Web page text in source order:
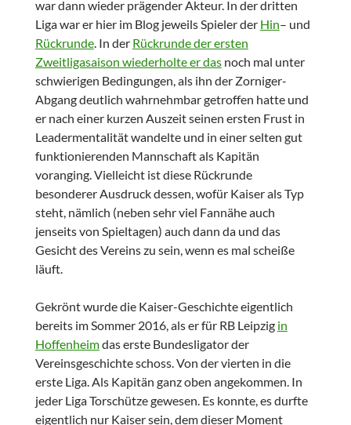
war dann wieder prägender Akteur. In der dritten
Liga war er hier im Blog jeweils Spieler der Hin– und
Rückrunde. In der Rückrunde der ersten
Zweitligasaison wiederholte er dasnoch mal unter
schwierigen Bedingungen, als ihn der Zorniger-
Abgang deutlich wahrnehmbar getroffen hatte und
er nach einer kurzen Auszeit seinen ersten Frust in
Leadermentalität wandelte und in einer selten gut
funktionierenden Mannschaft als Kapitän
voranging. Vielleicht ist diese Rückrunde
besonderer Ausdruck dessen, wofür Kaiser als Typ
steht, nämlich (neben sehr viel Fannähe auch
jenseits von Spieltagen) auch dann da und das
Gesicht des Vereins zu sein, wenn es mal scheiße
läuft.
Gekrönt wurde die Kaiser-Geschichte eigentlich
bereits im Sommer 2016, als er für RB Leipzig in
Hoffenheimdas erste Bundesligator der
Vereinsgeschichte schoss. Von der vierten in die
erste Liga. Als Kapitän ganz oben angekommen. In
jeder Liga Torschütze gewesen. Es konnte, es durfte
eigentlich nur Kaiser sein, dem dieser Moment